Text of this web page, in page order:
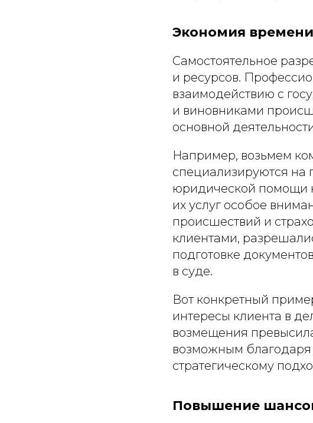
Экономия
Самостоятельное
и ресурсов.
взаимодействию с
и виновниками
основной
Например, возьмем
специализируются на
юридической помощи
их услуг особое
происшествий и
клиентами,
подготовке
в суде.
Вот конкретный
интересы клиента в
возмещения
возможным благодаря
стратегическому
Повышение